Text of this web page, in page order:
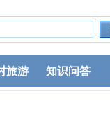
旅游 知识问答